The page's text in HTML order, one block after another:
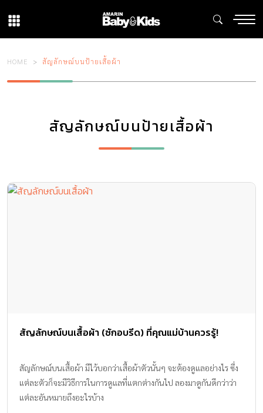
HOME สัญลักษณ์บนป้ายเสื้อผ้า
สัญลักษณ์บนป้ายเสื้อผ้า
สัญลักษณ์บนเสื้อผ้า (ซักอบรีด) ที่คุณแม่บ้านควรรู้!
สัญลักษณ์บนเสื้อผ้า มีไว้บอกว่าเสื้อผ้าตัวนั้นๆ จะต้องดูแลอย่างไร ซึ่ง
แต่ละตัวก็จะมีวิธีการในการดูแลที่แตกต่างกันไป ลองมาดูกันดีกว่าว่า
แต่ละอันหมายถึงอะไรบ้าง